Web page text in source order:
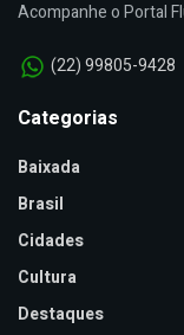
Acompanhe o Portal
(22) 99805-9428
Categorias
Baixada
Brasil
Cidades
Cultura
Destaques